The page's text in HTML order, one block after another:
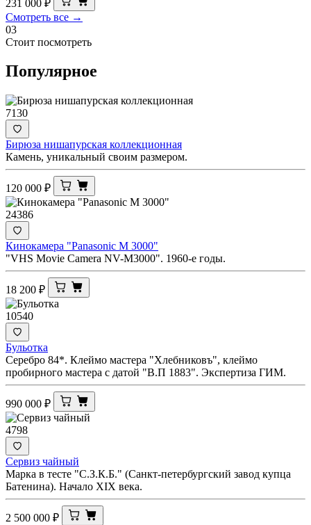
231 000 ₽
Смотреть все →
03
Стоит посмотреть
Популярное
7130
Бирюза нишапурская коллекционная
Камень, уникальный своим размером.
120 000 ₽
24386
Кинокамера "Panasonic M 3000"
"VHS Movie Camera NV-M3000". 1960-е годы.
18 200 ₽
10540
Бульотка
Серебро 84*. Клеймо мастера "Хлебниковъ", клеймо
пробирного мастера с датой "В.П 1883". Экспертиза ГИМ.
990 000 ₽
4798
Сервиз чайный
Марка в тесте "С.З.К.Б." (Санкт-петербургский завод купца
Батенина). Начало XIX века.
2 500 000 ₽